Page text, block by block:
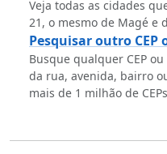
Veja todas as cidades
21, o mesmo de Magé e
Pesquisar outro CEP
Busque qualquer CEP
da rua, avenida, bairro
mais de 1 milhão de